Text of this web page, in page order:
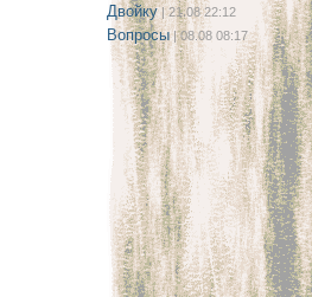
Двойку| 21.08 22:12
Вопросы| 08.08 08:17